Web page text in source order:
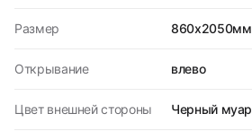
Размер 860х2050мм
Открывание влево
Цвет внешней стороны Черный муар